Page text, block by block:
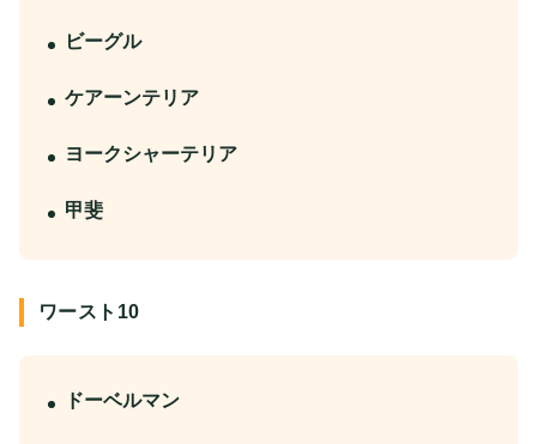
ビーグル
ケアーンテリア
ヨークシャーテリア
甲斐
ワースト10
ドーベルマン